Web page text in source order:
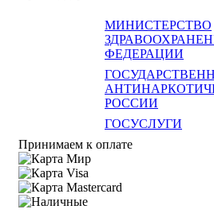
МИНИСТЕРСТВО
ФЕДЕРАЦИИ
РОССИИ
ГОСУСЛУГИ
Принимаем к оплате